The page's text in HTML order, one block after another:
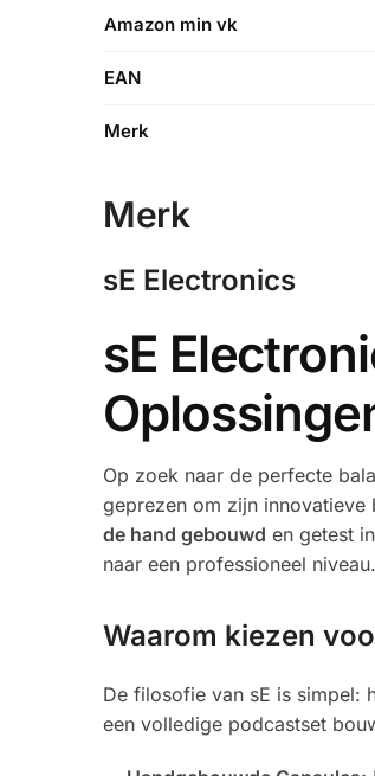
Amazon min vk
EAN
Merk
Merk
sE Electronics
sE
Op zoek naar de perfecte
geprezen om zijn innovatieve
de hand gebouwd en getest
naar een professioneel niveau.
Waarom kiezen
De filosofie van sE is simpel:
een volledige podcastset